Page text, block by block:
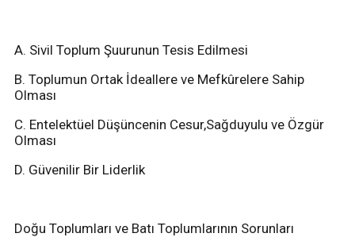
A. Sivil Toplum Şuurunun Tesis Edilmesi
B. Toplumun Ortak İdeallere ve Mefkûrelere Sahip
Olması
C. Entelektüel Düşüncenin Cesur,Sağduyulu ve Özgür
Olması
D. Güvenilir Bir Liderlik
Doğu Toplumları ve Batı Toplumlarının Sorunları